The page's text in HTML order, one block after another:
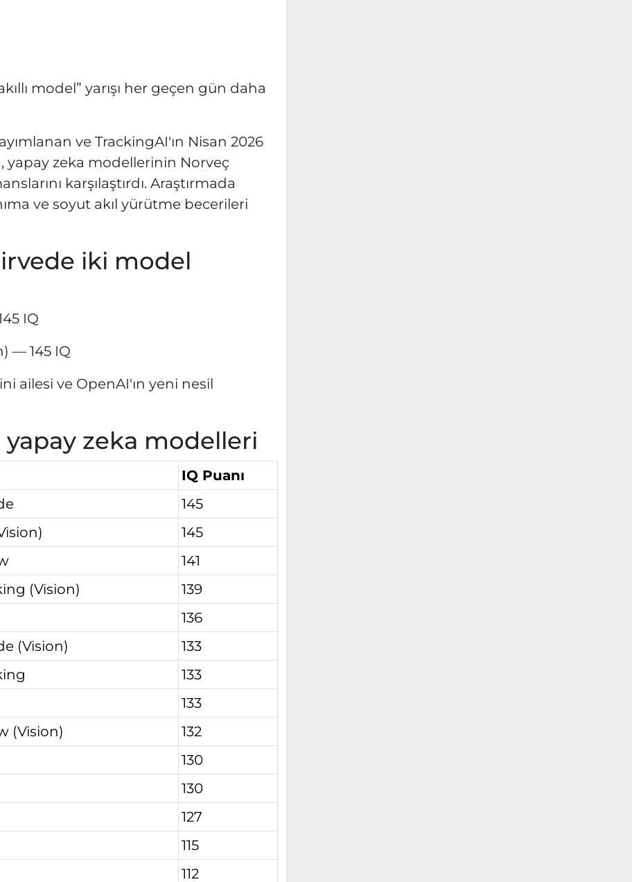
model” yarışı her geçen gün daha
ve TrackingAI'ın Nisan 2026
yapay zeka modellerinin Norveç
karşılaştırdı. Araştırmada
ve soyut akıl yürütme becerileri
iki model
IQ
— 145 IQ
ailesi ve OpenAI'ın yeni nesil
yapay zeka modelleri
IQ Puanı
145
145
141
(Vision)
139
136
(Vision)
133
133
133
(Vision)
132
130
130
127
115
112